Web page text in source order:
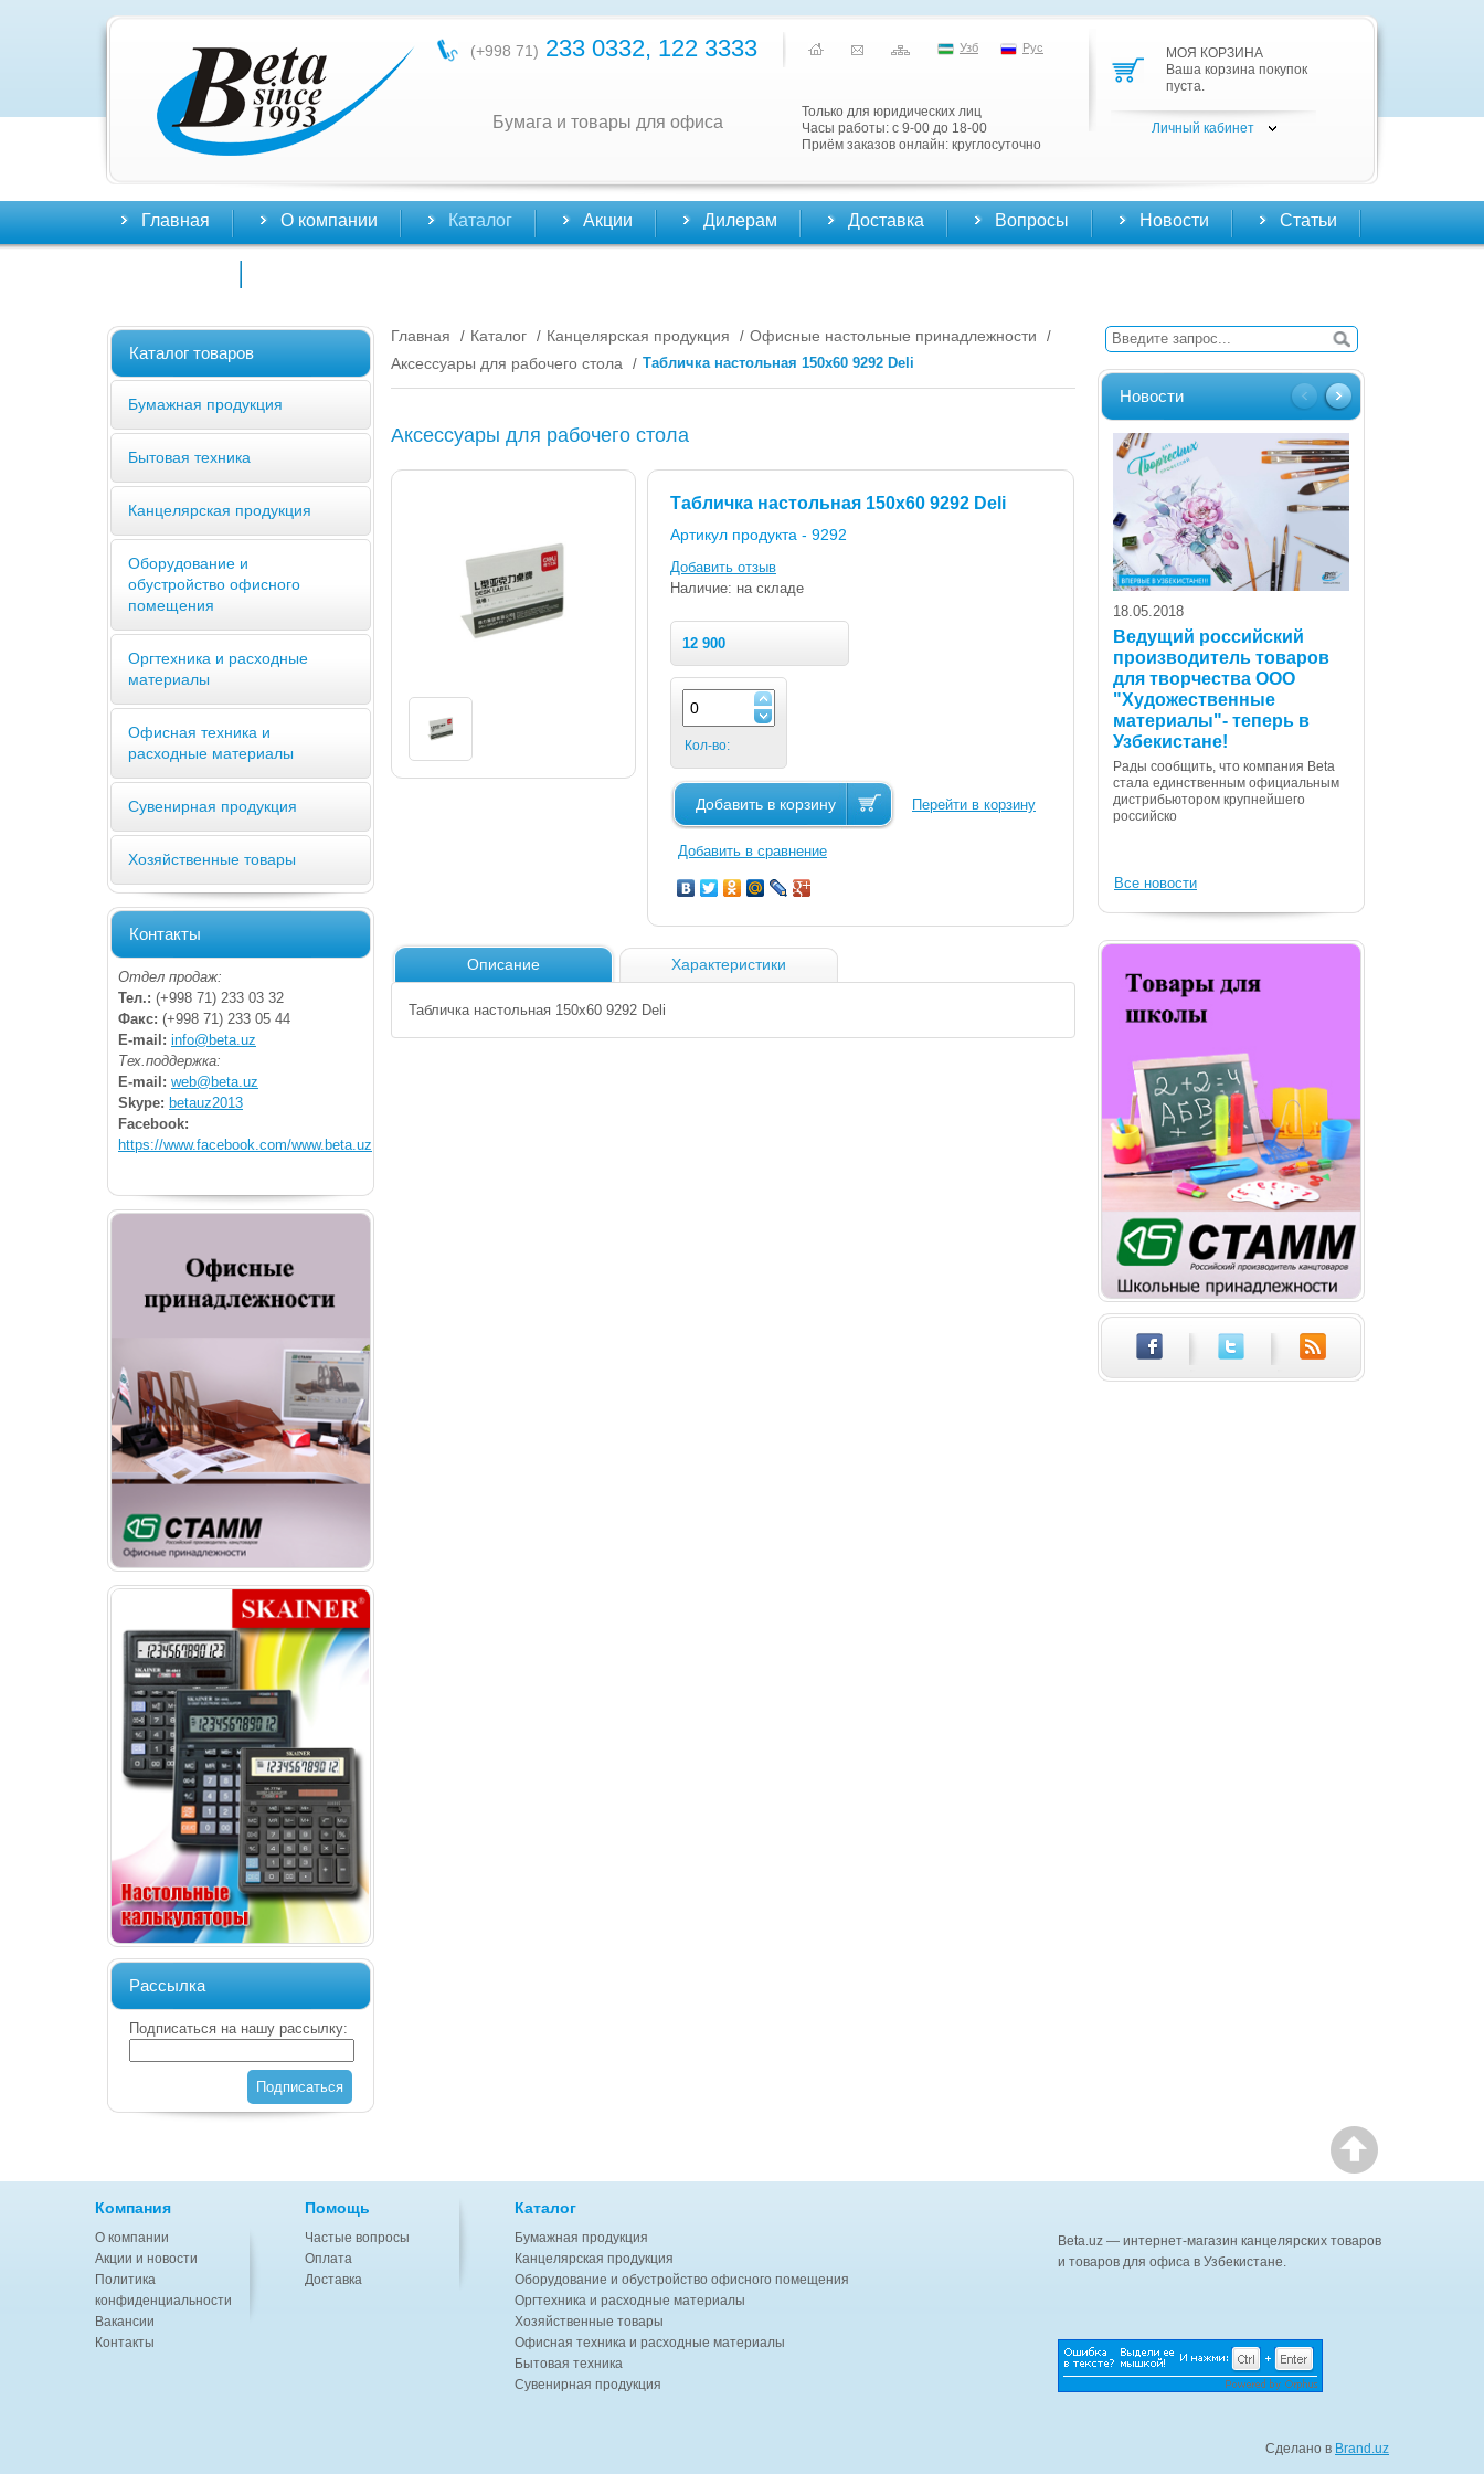
(+998 71) 233 0332, 122 3333 Узб Рус
Бумага и товары для офиса
Только для юридических лиц
Часы работы: с 9-00 до 18-00
Приём заказов онлайн: круглосуточно
МОЯ КОРЗИНА
Ваша корзина покупок
пуста.
Личный кабинет
Главная О компании Каталог Акции Дилерам Доставка Вопросы Новости Статьи
Каталог товаров
Бумажная продукция
Бытовая техника
Канцелярская продукция
Оборудование и
обустройство офисного
помещения
Оргтехника и расходные
материалы
Офисная техника и
расходные материалы
Сувенирная продукция
Хозяйственные товары
Контакты
Отдел продаж:
Тел.: (+998 71) 233 03 32
Факс: (+998 71) 233 05 44
E-mail: info@beta.uz
Тех.поддержка:
E-mail: web@beta.uz
Skype: betauz2013
Facebook:
https://www.facebook.com/www.beta.uz
Рассылка
Подписаться на нашу рассылку:
Подписаться
Главная / Каталог / Канцелярская продукция / Офисные настольные принадлежности /
Аксессуары для рабочего стола / Табличка настольная 150х60 9292 Deli
Аксессуары для рабочего стола
Табличка настольная 150х60 9292 Deli
Артикул продукта - 9292
Добавить отзыв
Наличие: на складе
12 900
Кол-во:
Добавить в корзину Перейти в корзину
Добавить в сравнение
Описание Характеристики
Табличка настольная 150х60 9292 Deli
Новости
18.05.2018
Ведущий российский
производитель товаров
для творчества ООО
"Художественные
материалы"- теперь в
Узбекистане!
Рады сообщить, что компания Beta
стала единственным официальным
дистрибьютором крупнейшего
российско
Все новости
Компания
О компании
Акции и новости
Политика
конфиденциальности
Вакансии
Контакты
Помощь
Частые вопросы
Оплата
Доставка
Каталог
Бумажная продукция
Канцелярская продукция
Оборудование и обустройство офисного помещения
Оргтехника и расходные материалы
Хозяйственные товары
Офисная техника и расходные материалы
Бытовая техника
Сувенирная продукция
Beta.uz — интернет-магазин канцелярских товаров
и товаров для офиса в Узбекистане.
Сделано в Brand.uz